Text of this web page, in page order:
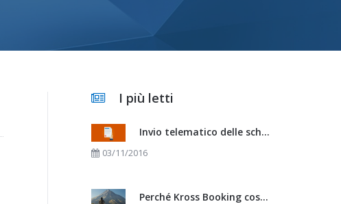
I più letti
Invio telematico delle schedine alloggiati
03/11/2016
Perché Kross Booking costa poco?